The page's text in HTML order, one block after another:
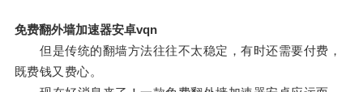
免费翻外墙加速器安卓vqn
但是传统的翻墙方法往往不太稳定，有时还需要付费，
既费钱又费心。